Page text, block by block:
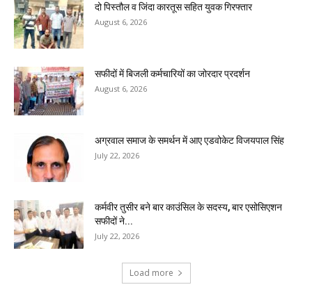
दो पिस्तौल व जिंदा कारतूस सहित युवक गिरफ्तार
August 6, 2026
सफीदों में बिजली कर्मचारियों का जोरदार प्रदर्शन
August 6, 2026
अग्रवाल समाज के समर्थन में आए एडवोकेट विजयपाल सिंह
July 22, 2026
कर्मवीर तुसीर बने बार काउंसिल के सदस्य, बार एसोसिएशन
सफीदों ने...
July 22, 2026
Load more